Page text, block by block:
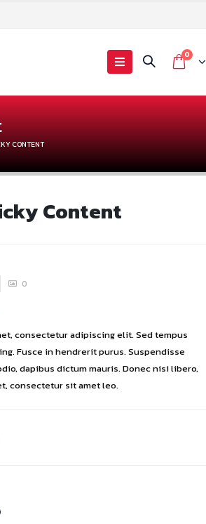
0
CONTENT
Content
0
consectetur adipiscing elit. Sed tempus
Fusce in hendrerit purus. Suspendisse
dapibus dictum mauris. Donec nisi libero,
consectetur sit amet leo.